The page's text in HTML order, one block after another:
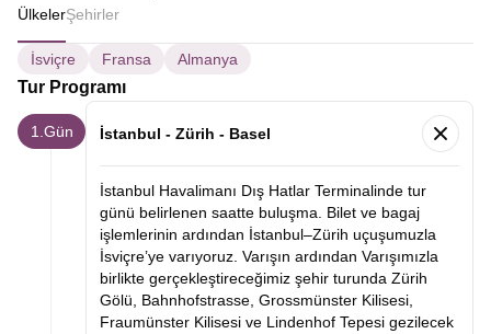
ÜlkelerŞehirler
İsviçre Fransa Almanya
Tur Programı
1.Gün İstanbul - Zürih - Basel
İstanbul Havalimanı Dış Hatlar Terminalinde tur
günü belirlenen saatte buluşma. Bilet ve bagaj
işlemlerinin ardından İstanbul–Zürih uçuşumuzla
İsviçre’ye varıyoruz. Varışın ardından Varışımızla
birlikte gerçekleştireceğimiz şehir turunda Zürih
Gölü, Bahnhofstrasse, Grossmünster Kilisesi,
Fraumünster Kilisesi ve Lindenhof Tepesi gezilecek